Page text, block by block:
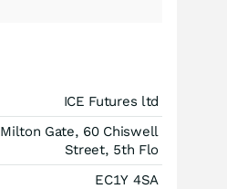
ICE Futures ltd
Milton Gate, 60 Chiswell
Street, 5th Flo
EC1Y 4SA